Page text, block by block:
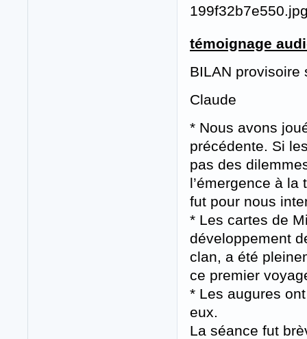
témoignage
BILAN provisoire
Claude
* Nous avons
précédente. Si
pas des
l’émergence à
fut pour nous
* Les cartes de
développement
clan, a été
ce premier
* Les augures
eux.
La séance fut